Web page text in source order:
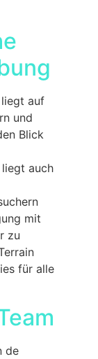
liegt auf
und
Blick
auch
mit
zu
für alle
de